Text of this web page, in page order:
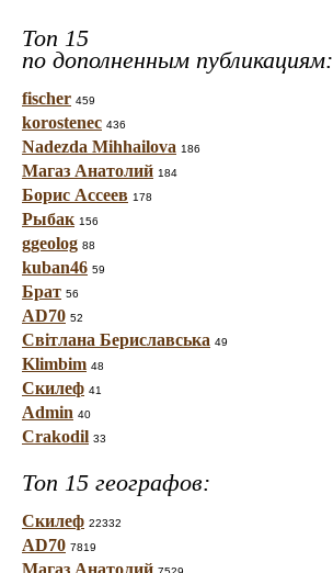
Топ 15
по дополненным публикациям:
fischer 459
korostenec 436
Nadezda Mihhailova 186
Магаз Анатолий 184
Борис Ассеев 178
Рыбак 156
ggeolog 88
kuban46 59
Брат 56
AD70 52
Світлана Бериславська 49
Klimbim 48
Скилеф 41
Admin 40
Crakodil 33
Топ 15 географов:
Скилеф 22332
AD70 7819
Магаз Анатолий